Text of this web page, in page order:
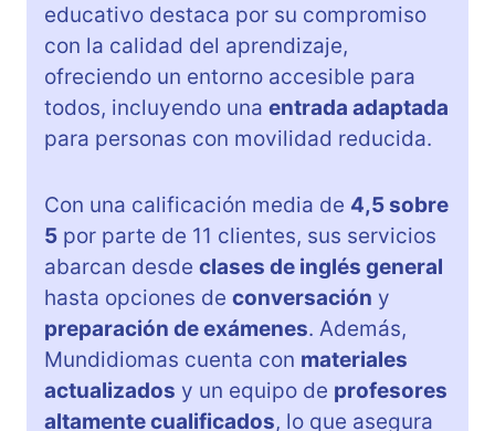
educativo destaca por su compromiso
con la calidad del aprendizaje,
ofreciendo un entorno accesible para
todos, incluyendo una entrada adaptada
para personas con movilidad reducida.
Con una calificación media de 4,5 sobre
5 por parte de 11 clientes, sus servicios
abarcan desde clases de inglés general
hasta opciones de conversación y
preparación de exámenes. Además,
Mundidiomas cuenta con materiales
actualizados y un equipo de profesores
altamente cualificados, lo que asegura